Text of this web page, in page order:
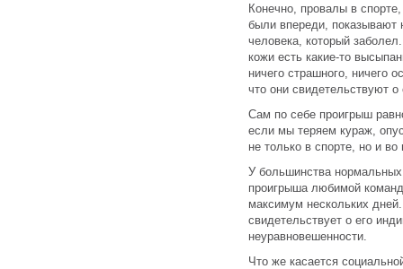
Конечно, провалы в
были впереди, показывают
человека, который
кожи есть какие-то
ничего страшного, ничего
что они свидетельствуют
Сам по себе проигрыш
если мы теряем кураж,
не только в спорте, но и
У большинства
проигрыша любимой
максимум нескольких
свидетельствует о его
неуравновешенности.
Что же касается